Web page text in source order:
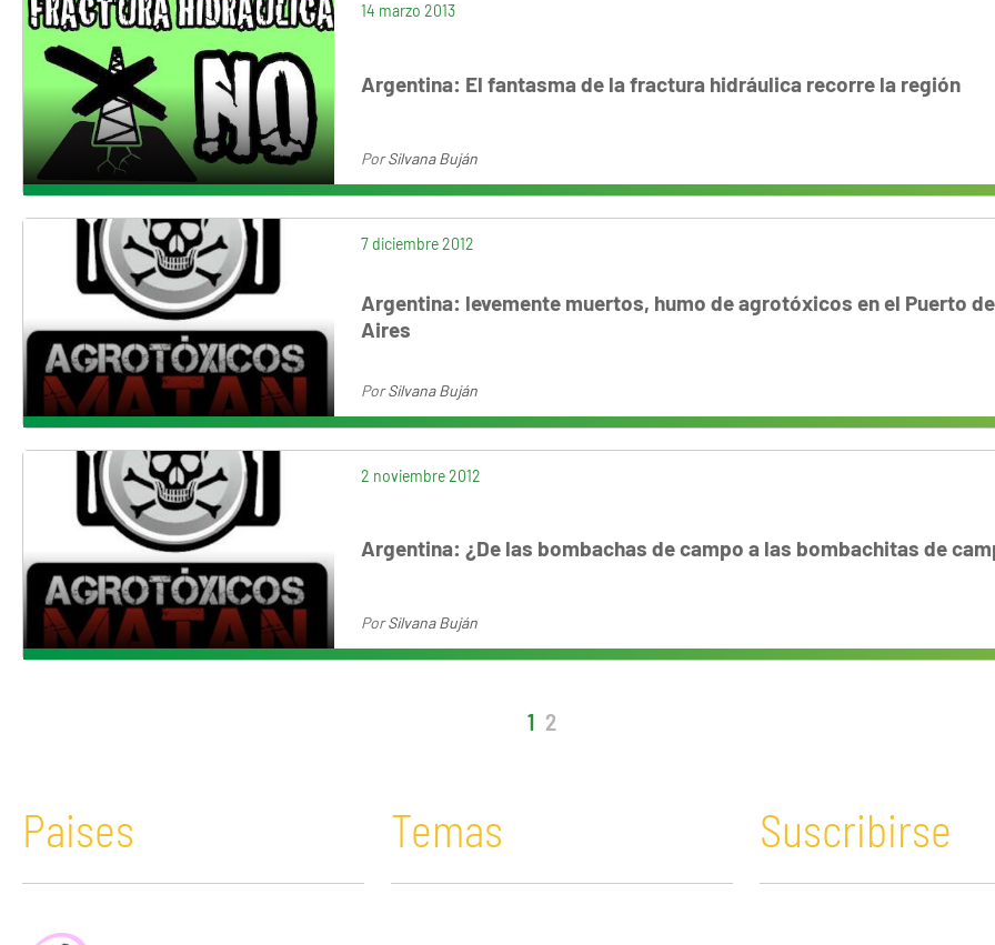
14 marzo 2013
Argentina: El fantasma de la fractura hidráulica recorre la región
PorSilvana Buján
7 diciembre 2012
Argentina: levemente muertos, humo de agrotóxicos en el Puerto
Aires
PorSilvana Buján
2 noviembre 2012
Argentina: ¿De las bombachas de campo a las bombachitas de
PorSilvana Buján
1 2
Paises Temas Suscribirse